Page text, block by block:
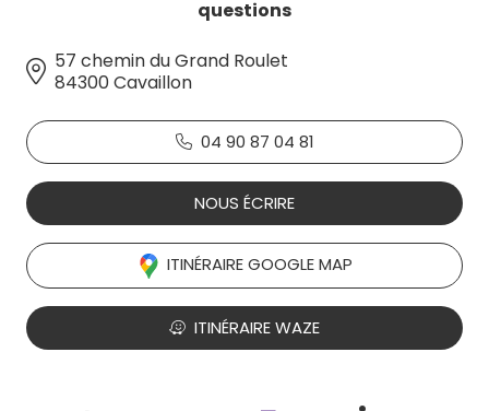
questions
57 chemin du Grand Roulet
84300 Cavaillon
04 90 87 04 81
NOUS ÉCRIRE
ITINÉRAIRE GOOGLE MAP
ITINÉRAIRE WAZE